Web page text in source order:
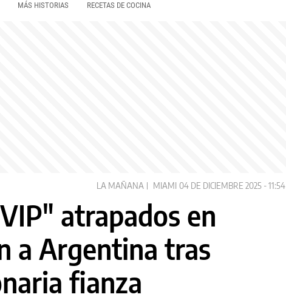
MÁS HISTORIAS RECETAS DE COCINA
LA MAÑANA MIAMI 04 DE DICIEMBRE 2025 - 11:54
atrapados en
a Argentina tras
fianza